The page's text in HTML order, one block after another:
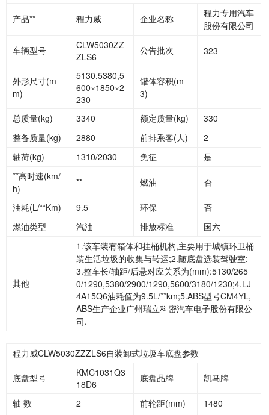
产品** 程力威 企业名称
程力专用汽车
股份有限公司
车辆型号
CLW5030ZZ
ZLS6
公告批次 323
外形尺寸(m
m)
5130,5380,5
600×1850×2
230
罐体容积(m
3)
总质量(kg) 3340 额定质量(kg)
330
整备质量(kg)
2880 前排乘客(人)
2
轴荷(kg)
1310/2030 免征
是
**高时速(km/
h)
** 燃油 否
油耗(L/**Km) 9.5 环保
否
燃油类型
汽油 排放标准 国六
其他
1.该车装有箱体和挂桶机构,主要用于城镇环卫桶
装生活垃圾的收集与转运;2.随底盘选装驾驶室;
3.整车长/轴距/后悬对应关系为(mm):5130/265
0/1290,5380/2900/1290,5600/3180/1230;4.LJ
4A15Q6油耗值为9.5L/**km;5.ABS型号CM4YL,
ABS生产企业广州瑞立科密汽车电子股份有限公
司.
程力威CLW5030ZZZLS6自装卸式垃圾车底盘参数
底盘型号
KMC1031Q3
18D6
底盘品牌 凯马牌
轴 数 2 前轮距(mm) 1480